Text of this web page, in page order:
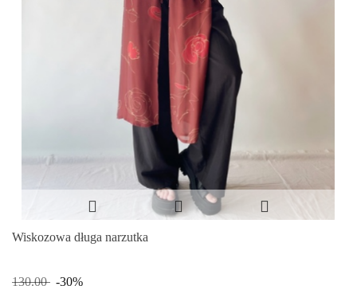
Wiskozowa długa narzutka
130.00 -30%